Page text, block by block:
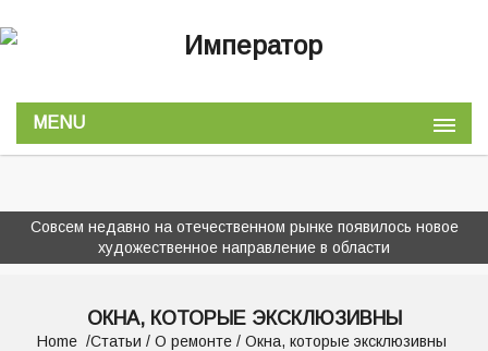
MENU
Совсем недавно на отечественном рынке появилось новое
художественное направление в области
ОКНА, КОТОРЫЕ ЭКСКЛЮЗИВНЫ
Home Статьи / О ремонте / Окна, которые эксклюзивны